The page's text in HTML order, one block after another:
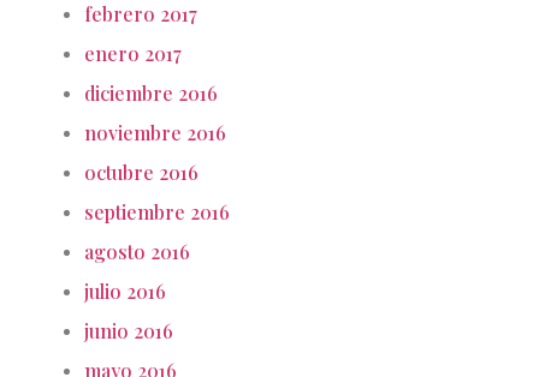
febrero 2017
enero 2017
diciembre 2016
noviembre 2016
octubre 2016
septiembre 2016
agosto 2016
julio 2016
junio 2016
mayo 2016